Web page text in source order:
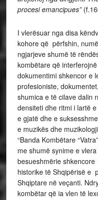
procesi emancipues”
I vlerësuar nga disa
kohore që përfshin,
ngjarjeve shumë të
kombëtare që
dokumentimi shkencor e
profesioniste,
shumica e të cilave dalin
densiteti dhe ritmi i lartë
e gjatë dhe e
e muzikës dhe
“Banda Kombëtare
me shumë synime e
besueshmërie
historike të Shqipërisë e
Shqiptare në veçanti.
kombëtar që ia vlen të